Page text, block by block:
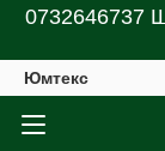
0732646737
Юмтекс